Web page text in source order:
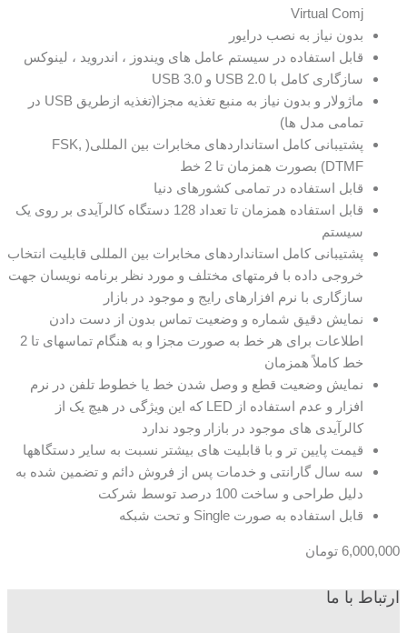
Virtual Comj
بدون نیاز به نصب درایور
قابل استفاده در سیستم عامل های ویندوز ، اندروید ، لینوکس
سازگاری کامل با USB 2.0 و USB 3.0
ماژولار و بدون نیاز به منبع تغذیه مجزا(تغذیه ازطریق USB در
تمامی مدل ها)
پشتیبانی کامل استانداردهای مخابرات بین المللی( FSK,
DTMF) بصورت همزمان تا 2 خط
قابل استفاده در تمامی کشورهای دنیا
قابل استفاده همزمان تا تعداد 128 دستگاه کالرآیدی بر روی یک
سیستم
پشتیبانی کامل استانداردهای مخابرات بین المللی قابلیت انتخاب
خروجی داده با فرمتهای مختلف و مورد نظر برنامه نویسان جهت
سازگاری با نرم افزارهای رایج و موجود در بازار
نمایش دقیق شماره و وضعیت تماس بدون از دست دادن
اطلاعات برای هر خط به صورت مجزا و به هنگام تماسهای تا 2
خط کاملاً همزمان
نمایش وضعیت قطع و وصل شدن خط یا خطوط تلفن در نرم
افزار و عدم استفاده از LED که این ویژگی در هیچ یک از
کالرآیدی های موجود در بازار وجود ندارد
قیمت پایین تر و با قابلیت های بیشتر نسبت به سایر دستگاهها
سه سال گارانتی و خدمات پس از فروش دائم و تضمین شده به
دلیل طراحی و ساخت 100 درصد توسط شرکت
قابل استفاده به صورت Single و تحت شبکه
6,000,000 تومان
ارتباط با ما